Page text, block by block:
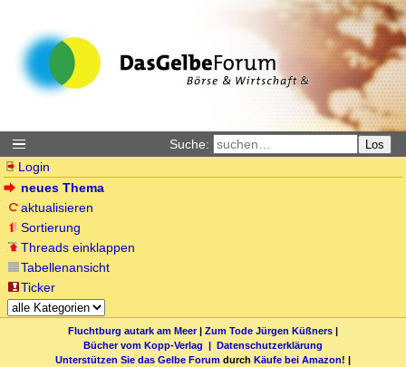
Suche: Los
Login
neues Thema
aktualisieren
Sortierung
Threads einklappen
Tabellenansicht
Ticker
Fluchtburg autark am Meer| Zum Tode Jürgen Küßners |
Bücher vom Kopp-Verlag | Datenschutzerklärung
Unterstützen Sie das Gelbe Forum durch Käufe bei Amazon! |